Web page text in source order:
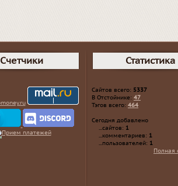
Счетчики Статистика
Сайтов всего: 5337
В Отстойнике: 47
Тэгов всего: 464
Сегодня добавлено
...сайтов: 1
...комментариев: 1
...пользователей: 1
Полная